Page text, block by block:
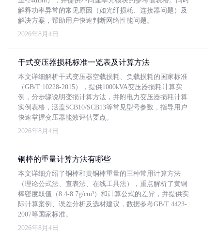
解释功率异常的常见原因（如光纤损耗、连接器问题）及
解决方案，帮助用户快速判断网络性能问题。
2026年8月4日
干式变压器损耗标准一览表及计算方法
本文详细解析干式变压器空载损耗、负载损耗的国家标准
（GB/T 10228-2015），提供1000kVA变压器损耗计算实
例，分步骤说明变损计算方法，并附电力变压器损耗计算
实例表格，涵盖SCB10/SCB13等常见型号参数，指导用户
快速掌握变压器能效评估要点。
2026年8月4日
铜棒的重量计算方法有哪些
本文详细介绍了铜棒和黄铜棒重量的三种常用计算方法
（理论公式法、查表法、在线工具法），重点解析了黄铜
棒密度取值（8.4-8.7g/cm³）和计算公式的差异，并提供实
际计算案例、误差分析及选材建议，数据参考GB/T 4423-
2007等国家标准。
2026年8月4日